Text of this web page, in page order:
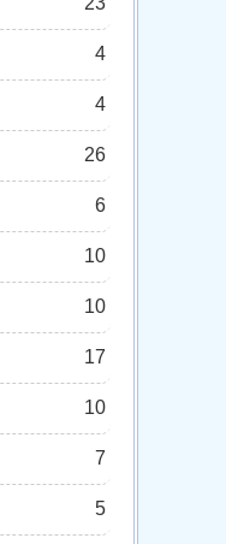
4
4
26
6
10
10
17
10
7
5